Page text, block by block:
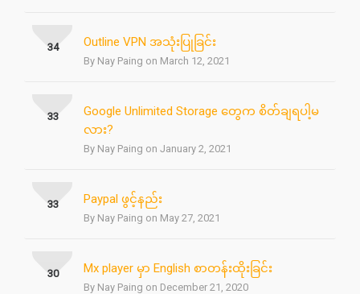
Outline VPN အသုံးပြုခြင်း
By Nay Paing on March 12, 2021
34
Google Unlimited Storage တွေက စိတ်ချရပါ့မ
လား?
By Nay Paing on January 2, 2021
33
Paypal ဖွင့်နည်း
By Nay Paing on May 27, 2021
33
Mx player မှာ English စာတန်းထိုးခြင်း
By Nay Paing on December 21, 2020
30